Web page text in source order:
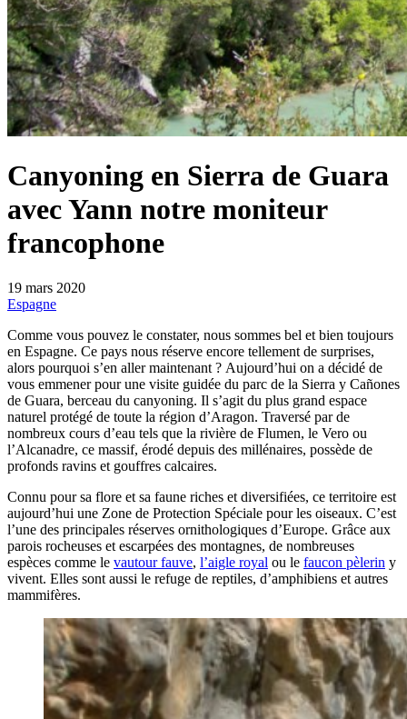
Canyoning en Sierra de Guara
avec Yann notre moniteur
francophone
19 mars 2020
Espagne
Comme vous pouvez le constater, nous sommes bel et bien toujours
en Espagne. Ce pays nous réserve encore tellement de surprises,
alors pourquoi s’en aller maintenant ? Aujourd’hui on a décidé de
vous emmener pour une visite guidée du parc de la Sierra y Cañones
de Guara, berceau du canyoning. Il s’agit du plus grand espace
naturel protégé de toute la région d’Aragon. Traversé par de
nombreux cours d’eau tels que la rivière de Flumen, le Vero ou
l’Alcanadre, ce massif, érodé depuis des millénaires, possède de
profonds ravins et gouffres calcaires.
Connu pour sa flore et sa faune riches et diversifiées, ce territoire est
aujourd’hui une Zone de Protection Spéciale pour les oiseaux. C’est
l’une des principales réserves ornithologiques d’Europe. Grâce aux
parois rocheuses et escarpées des montagnes, de nombreuses
espèces comme le vautour fauve, l’aigle royal ou le faucon pèlerin y
vivent. Elles sont aussi le refuge de reptiles, d’amphibiens et autres
mammifères.